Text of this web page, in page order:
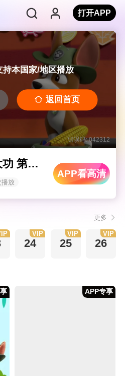
打开APP
持本国家/地区播放
返回首页
错误码: 042312
汪汪队立大功 第五季
放
APP看高清
更多
24
VIP
25
VIP
26
VIP
APP专享